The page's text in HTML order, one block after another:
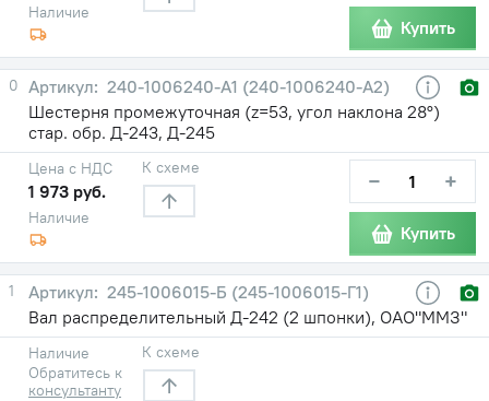
Наличие
Купить
0
240-1006240-А1 (240-1006240-А2)
Шестерня промежуточная (z=53, угол наклона 28°)
стар. обр. Д-243, Д-245
Наличие
Цена с НДС
1 973 руб.
К схеме − +
Купить
1
245-1006015-Б (245-1006015-Г1)
Вал распределительный Д-242 (2 шпонки), ОАО"ММЗ"
Наличие
Обратитесь к
консультанту
К схеме